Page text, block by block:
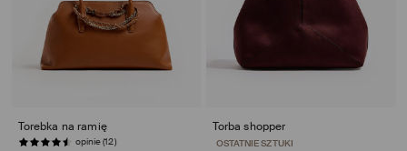
Torebka na ramię
opinie (12)
Torba shopper
opinie (92)